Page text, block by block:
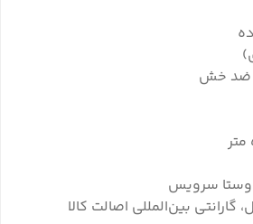
ضد خش
گارانتی بین‌المللی اصالت کالا